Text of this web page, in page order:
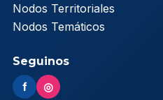
Nodos Territoriales
Nodos Temáticos
Seguinos
f ◎